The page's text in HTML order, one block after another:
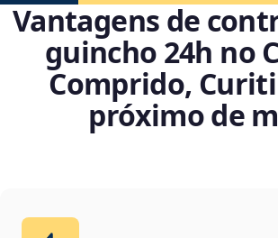
Vantagens de
guincho 24h no
Comprido,
próximo de